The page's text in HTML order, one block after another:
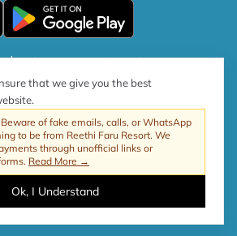
|Bedingungen und Konditionen
beträgt der GST-Satz für den Tourismus
jetzt 17 %.
Faru ResortWeb von ProfitableRooms
that we give you the best
Beware of fake emails, calls, or WhatsApp
to be from Reethi Faru Resort. We
through unofficial links or
Read More →
Ok, I Understand